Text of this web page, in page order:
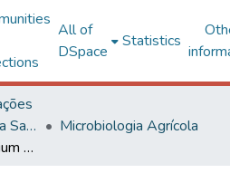
All of
DSpace
Statistics
Ciências Biológicas e da Saúde
Microbiologia Agrícola
Efeito do cravo (Syzygium aromaticum) sobre Salmonella e Staphylococcus aureus em salame tipo italiano